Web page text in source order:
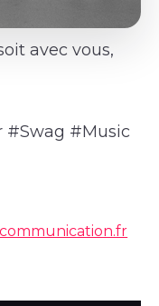
avec vous,
#Swag #Music